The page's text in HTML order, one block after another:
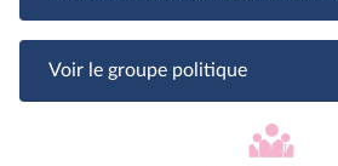
Voir le groupe politique